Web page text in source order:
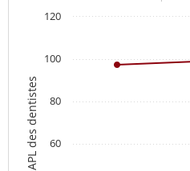
APL des dentistes 60
80
100
120